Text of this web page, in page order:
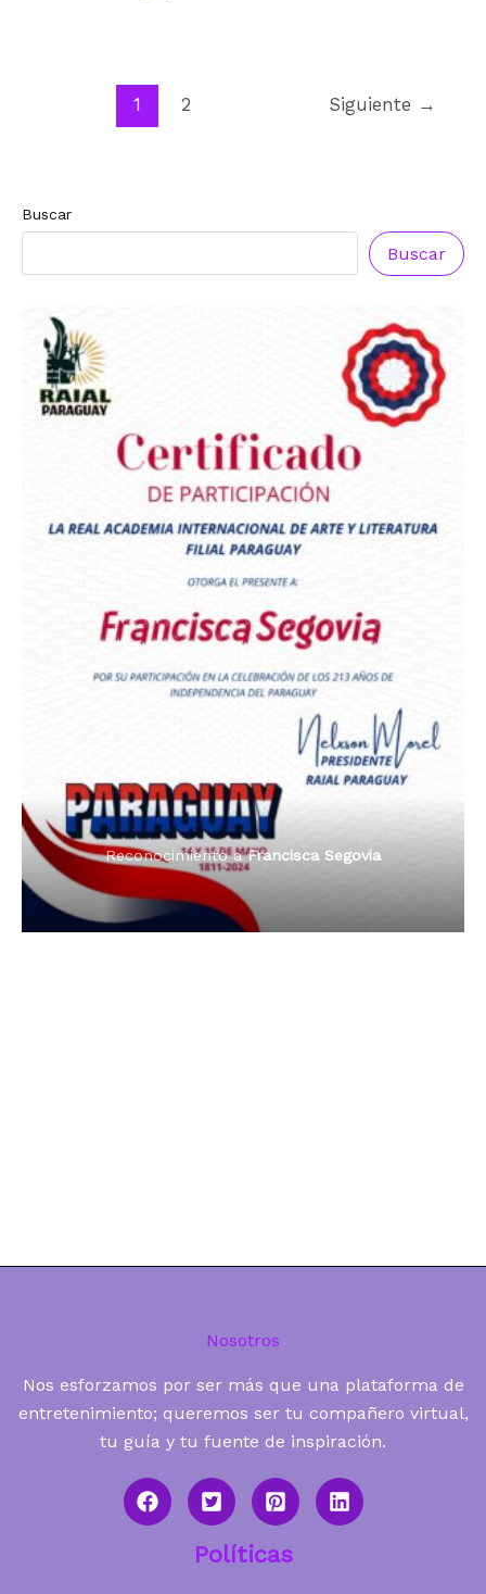
1 2 Siguiente →
Buscar
Buscar
Dama de Oro 2024
Reconocimiento aFrancisca Segovia
Reconocimiento aFrancisca Segovia
Radio Tribuna Abierta
Radio Tribuna Abierta
Radio Oñondivepa Paraguay
Premio Orgullo Paraguayo
Reconocimiento aFrancisca Segovia
Nosotros
Nos esforzamos por ser más que una plataforma de
entretenimiento; queremos ser tu compañero virtual,
tu guía y tu fuente de inspiración.
Políticas